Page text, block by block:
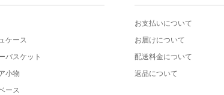
ケース
バスケット
小物
ース
お支払いについて
お届けについて
配送料金について
返品について